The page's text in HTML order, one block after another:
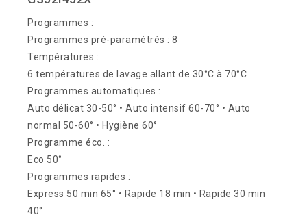
Programmes :
Programmes pré-paramétrés : 8
Températures :
6 températures de lavage allant de 30°C à 70°C
Programmes automatiques :
Auto délicat 30-50° • Auto intensif 60-70° • Auto
normal 50-60° • Hygiène 60°
Programme éco. :
Eco 50°
Programmes rapides :
Express 50 min 65° • Rapide 18 min • Rapide 30 min
40°